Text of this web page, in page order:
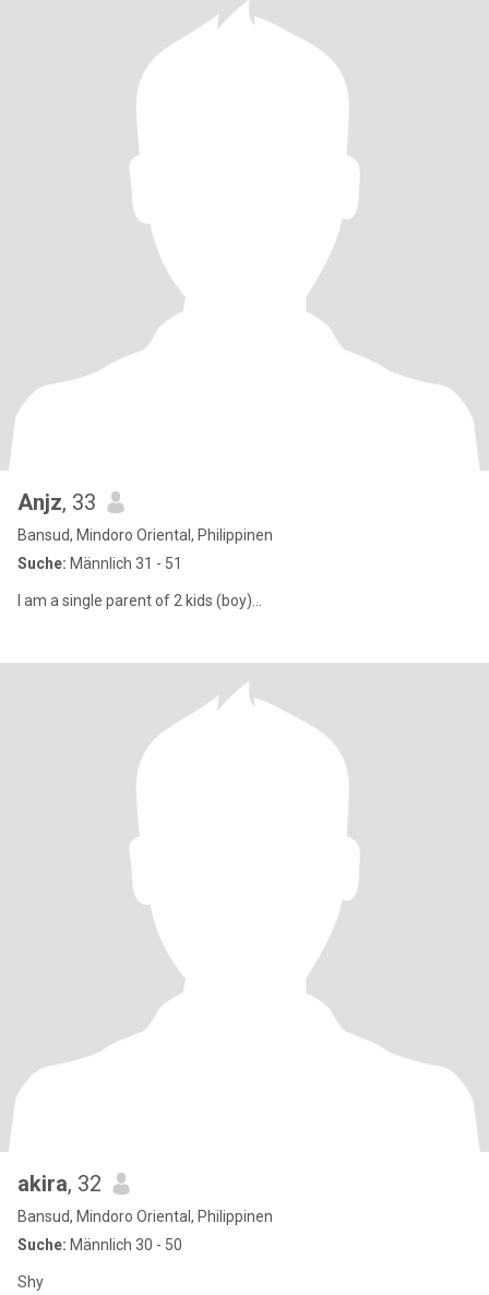
Anjz, 33
Bansud, Mindoro Oriental, Philippinen
Suche: Männlich 31 - 51
I am a single parent of 2 kids (boy)...
akira, 32
Bansud, Mindoro Oriental, Philippinen
Suche: Männlich 30 - 50
Shy